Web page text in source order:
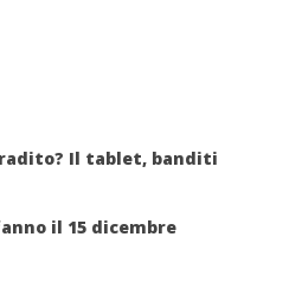
Il tablet, banditi
il 15 dicembre